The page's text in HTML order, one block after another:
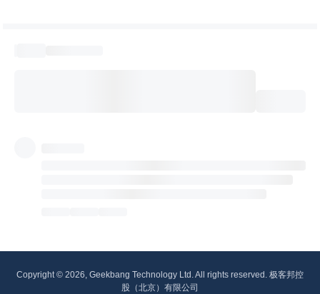
Copyright © 2026, Geekbang Technology Ltd. All rights reserved. 极客邦控
股（北京）有限公司